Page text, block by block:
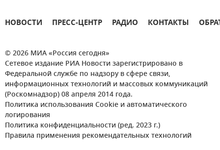
НОВОСТИ ПРЕСС-ЦЕНТР РАДИО КОНТАКТЫ
© 2026 МИА «Россия сегодня»
Сетевое издание РИА Новости зарегистрировано в
Федеральной службе по надзору в сфере связи,
информационных технологий и массовых коммуникаций
(Роскомнадзор) 08 апреля 2014 года.
Политика использования Cookie и автоматического
логирования
Политика конфиденциальности (ред. 2023 г.)
Правила применения рекомендательных технологий